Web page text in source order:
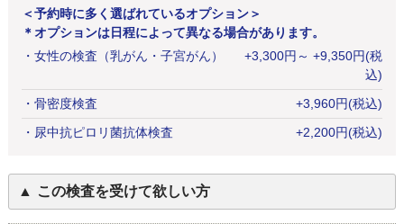
＜予約時に多く選ばれているオプション＞
＊オプションは日程によって異なる場合があります。
・ 女性の検査（乳がん・子宮がん） +3,300円 ～ +9,350円(税
込)
・ 骨密度検査 +3,960円(税込)
・ 尿中抗ピロリ菌抗体検査 +2,200円(税込)
この検査を受けて欲しい方